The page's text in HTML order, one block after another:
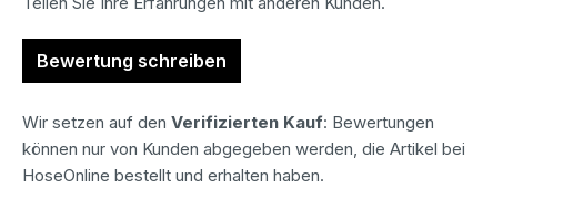
Bewertung schreiben
Wir setzen auf den Verifizierten Kauf: Bewertungen
können nur von Kunden abgegeben werden, die Artikel bei
HoseOnline bestellt und erhalten haben.